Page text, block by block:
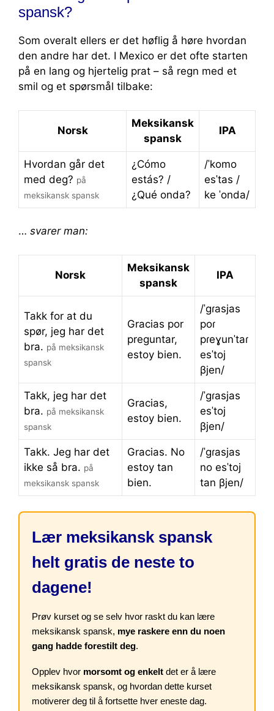
spansk?
Som overalt ellers er det høflig å høre hvordan
den andre har det. I Mexico er det ofte starten
på en lang og hjertelig prat – så regn med et
smil og et spørsmål tilbake:
Norsk
Meksikansk
spansk
IPA
Hvordan går det
med deg? på
meksikansk spansk
¿Cómo
estás? /
¿Qué onda?
/ˈkomo
esˈtas /
ke ˈonda/
… svarer man:
Norsk
Meksikansk
spansk
IPA
Takk for at du
spør, jeg har det
bra. på meksikansk
spansk
Gracias por
preguntar,
estoy bien.
/ˈɡɾasjas
poɾ
pɾeɣunˈtaɾ
esˈtoj
βjen/
Takk, jeg har det
bra. på meksikansk
spansk
Gracias,
estoy bien.
/ˈɡɾasjas
esˈtoj
βjen/
Takk. Jeg har det
ikke så bra. på
meksikansk spansk
Gracias. No
estoy tan
bien.
/ˈɡɾasjas
no esˈtoj
tan βjen/
Lær meksikansk spansk
helt gratis de neste to
dagene!
Prøv kurset og se selv hvor raskt du kan lære
meksikansk spansk, mye raskere enn du noen
gang hadde forestilt deg.
Opplev hvor morsomt og enkelt det er å lære
meksikansk spansk, og hvordan dette kurset
motiverer deg til å fortsette hver eneste dag.